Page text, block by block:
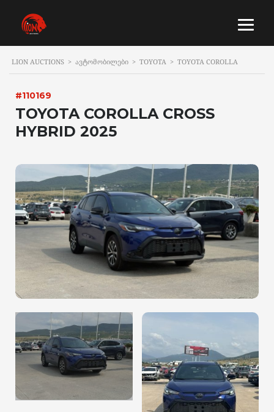
LION AUCTIONS > ᲐᲕᲢᲝᲛᲝᲑᲘᲚᲔᲑᲘ > TOYOTA > TOYOTA COROLLA
#110169
TOYOTA COROLLA CROSS
HYBRID 2025